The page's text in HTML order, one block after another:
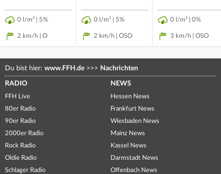
0 l/m² | 5%
2 km/h | O
0 l/m² | 5%
2 km/h | OSO
0 l/m² | 0%
3 km/h | OSO
Du bist hier: www.FFH.de >>> Nachrichten
RADIO
FFH Live
80er Radio
90er Radio
2000er Radio
Rock Radio
Oldie Radio
Schlager Radio
NEWS
Hessen News
Frankfurt News
Wiesbaden News
Mainz News
Kassel News
Darmstadt News
Offenbach News